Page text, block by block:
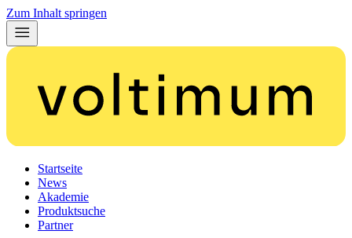
Zum Inhalt springen
Startseite
News
Akademie
Produktsuche
Partner